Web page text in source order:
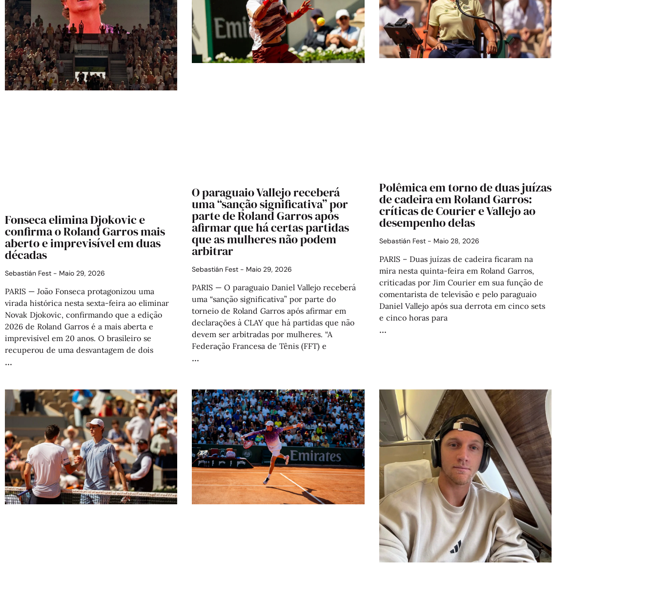
Fonseca elimina Djokovic e
confirma o Roland Garros mais
aberto e imprevisível em duas
décadas
Sebastián Fest Maio 29, 2026
PARIS — João Fonseca protagonizou uma
virada histórica nesta sexta-feira ao eliminar
Novak Djokovic, confirmando que a edição
2026 de Roland Garros é a mais aberta e
imprevisível em 20 anos. O brasileiro se
recuperou de uma desvantagem de dois
O paraguaio Vallejo receberá
uma “sanção significativa” por
parte de Roland Garros após
afirmar que há certas partidas
que as mulheres não podem
arbitrar
Sebastián Fest Maio 29, 2026
PARIS — O paraguaio Daniel Vallejo receberá
uma “sanção significativa” por parte do
torneio de Roland Garros após afirmar em
declarações à CLAY que há partidas que não
devem ser arbitradas por mulheres. “A
Federação Francesa de Tênis (FFT) e
Polêmica em torno de duas juízas
de cadeira em Roland Garros:
críticas de Courier e Vallejo ao
desempenho delas
Sebastián Fest Maio 28, 2026
PARIS – Duas juízas de cadeira ficaram na
mira nesta quinta-feira em Roland Garros,
criticadas por Jim Courier em sua função de
comentarista de televisão e pelo paraguaio
Daniel Vallejo após sua derrota em cinco sets
e cinco horas para